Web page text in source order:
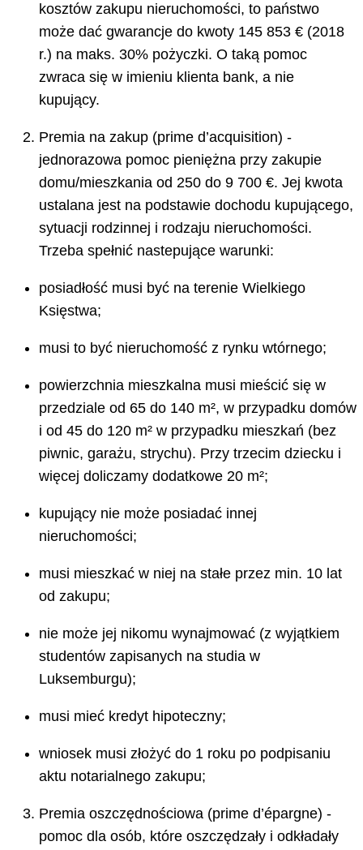
kosztów zakupu nieruchomości, to państwo
może dać gwarancje do kwoty 145 853 € (2018
r.) na maks. 30% pożyczki. O taką pomoc
zwraca się w imieniu klienta bank, a nie
kupujący.
Premia na zakup (prime d’acquisition) -
jednorazowa pomoc pieniężna przy zakupie
domu/mieszkania od 250 do 9 700 €. Jej kwota
ustalana jest na podstawie dochodu kupującego,
sytuacji rodzinnej i rodzaju nieruchomości.
Trzeba spełnić nastepujące warunki:
posiadłość musi być na terenie Wielkiego
Księstwa;
musi to być nieruchomość z rynku wtórnego;
powierzchnia mieszkalna musi mieścić się w
przedziale od 65 do 140 m², w przypadku domów
i od 45 do 120 m² w przypadku mieszkań (bez
piwnic, garażu, strychu). Przy trzecim dziecku i
więcej doliczamy dodatkowe 20 m²;
kupujący nie może posiadać innej
nieruchomości;
musi mieszkać w niej na stałe przez min. 10 lat
od zakupu;
nie może jej nikomu wynajmować (z wyjątkiem
studentów zapisanych na studia w
Luksemburgu);
musi mieć kredyt hipoteczny;
wniosek musi złożyć do 1 roku po podpisaniu
aktu notarialnego zakupu;
Premia oszczędnościowa (prime d’épargne) -
pomoc dla osób, które oszczędzały i odkładały